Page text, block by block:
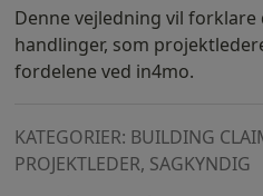
Denne vejledning vil
handlinger, som
fordelene ved in4mo.
KATEGORIER: BUILDING
PROJEKTLEDER, SAGKYNDIG